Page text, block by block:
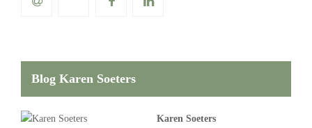
Blog Karen Soeters
Karen Soeters